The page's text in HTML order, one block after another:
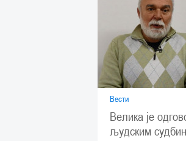
Вести
Велика је
људским